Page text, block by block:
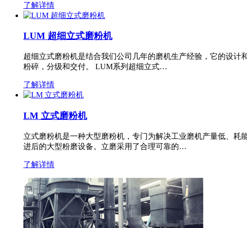
了解详情
LUM 超细立式磨粉机
超细立式磨粉机是结合我们公司几年的磨机生产经验，它的设
粉碎，分级和交付。 LUM系列超细立式…
了解详情
LM 立式磨粉机
立式磨粉机是一种大型磨粉机，专门为解决工业磨机产量低、
进后的大型粉磨设备。立磨采用了合理可靠的…
了解详情